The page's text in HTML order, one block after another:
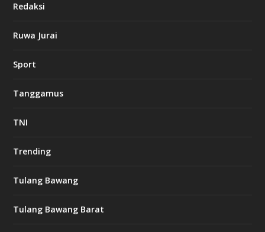
Redaksi
Ruwa Jurai
Sport
Tanggamus
TNI
Trending
Tulang Bawang
Tulang Bawang Barat